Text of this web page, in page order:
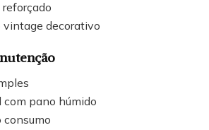
reforçado
vintage decorativo
pano húmido
consumo